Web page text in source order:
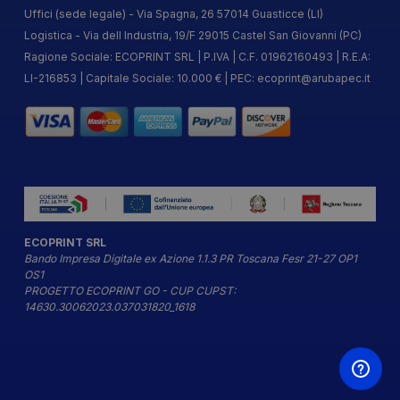
Uffici (sede legale) - Via Spagna, 26 57014 Guasticce (LI)
Logistica - Via dell Industria, 19/F 29015 Castel San Giovanni (PC)
Ragione Sociale: ECOPRINT SRL | P.IVA | C.F. 01962160493 | R.E.A:
LI-216853 | Capitale Sociale: 10.000 € | PEC: ecoprint@arubapec.it
ECOPRINT SRL
Bando Impresa Digitale ex Azione 1.1.3 PR Toscana Fesr 21-27 OP1
OS1
PROGETTO ECOPRINT GO - CUP CUPST:
14630.30062023.037031820_1618